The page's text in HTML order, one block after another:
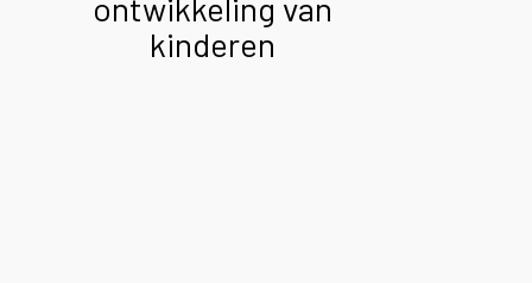
ontwikkeling van
kinderen